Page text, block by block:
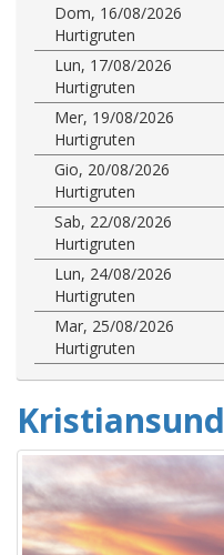
Dom, 16/08/2026
Hurtigruten
Lun, 17/08/2026
Hurtigruten
Mer, 19/08/2026
Hurtigruten
Gio, 20/08/2026
Hurtigruten
Sab, 22/08/2026
Hurtigruten
Lun, 24/08/2026
Hurtigruten
Mar, 25/08/2026
Hurtigruten
Kristiansund